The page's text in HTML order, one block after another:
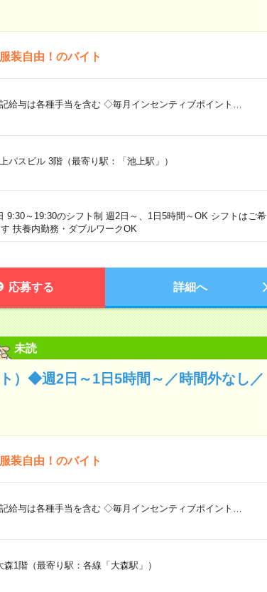
装自由！のバイト
与は各種手当を含む ◇毎月インセンティブポイント…
スビル 3階（最寄り駅：「池上駅」）
9:30～19:30のシフト制 週2日～、1日5時間～OK シフトはご希
扶養内勤務・ダブルワークOK
応募する 詳細へ
未読
）◆週2日～1日5時間～／時間外なし／
装自由！のバイト
与は各種手当を含む ◇毎月インセンティブポイント…
1階（最寄り駅：各線「大森駅」）